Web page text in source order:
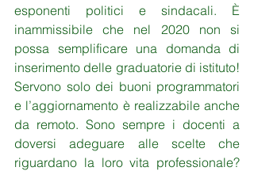
esponenti politici e sindacali. È
inammissibile che nel 2020 non si
possa semplificare una domanda di
inserimento delle graduatorie di istituto!
Servono solo dei buoni programmatori
e l’aggiornamento è realizzabile anche
da remoto. Sono sempre i docenti a
doversi adeguare alle scelte che
riguardano la loro vita professionale?